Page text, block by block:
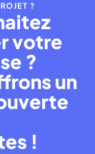
?
votre
?
un
!